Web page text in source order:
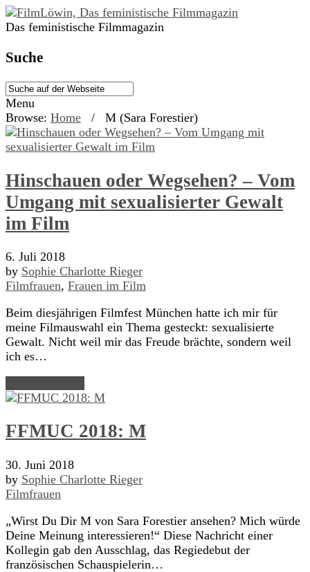
Das feministische Filmmagazin
Suche
Menu
Browse: Home / M (Sara Forestier)
Hinschauen oder Wegsehen? – Vom
Umgang mit sexualisierter Gewalt
im Film
6. Juli 2018
by Sophie Charlotte Rieger
Filmfrauen, Frauen im Film
Beim diesjährigen Filmfest München hatte ich mir für
meine Filmauswahl ein Thema gesteckt: sexualisierte
Gewalt. Nicht weil mir das Freude brächte, sondern weil
ich es…
FFMUC 2018: M
30. Juni 2018
by Sophie Charlotte Rieger
Filmfrauen
„Wirst Du Dir M von Sara Forestier ansehen? Mich würde
Deine Meinung interessieren!“ Diese Nachricht einer
Kollegin gab den Ausschlag, das Regiedebut der
französischen Schauspielerin…